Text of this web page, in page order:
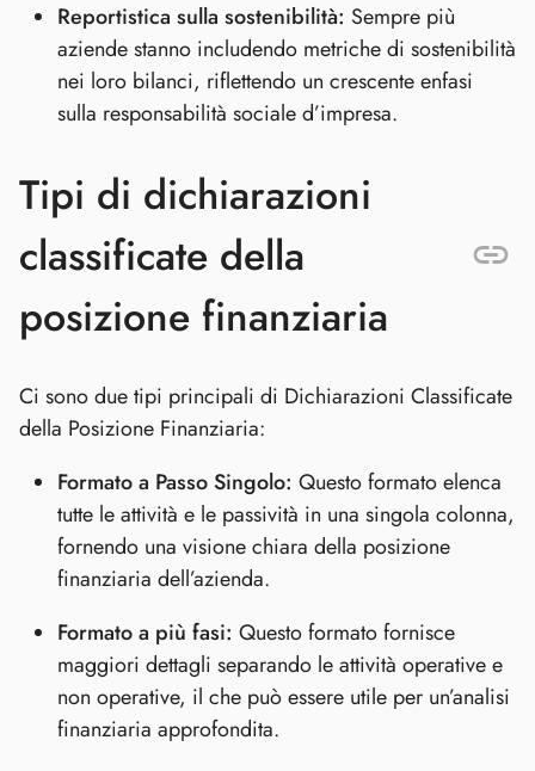
Reportistica sulla sostenibilità: Sempre più
aziende stanno includendo metriche di sostenibilità
nei loro bilanci, riflettendo un crescente enfasi
sulla responsabilità sociale d’impresa.
Tipi di dichiarazioni
classificate della
posizione finanziaria
Ci sono due tipi principali di Dichiarazioni Classificate
della Posizione Finanziaria:
Formato a Passo Singolo: Questo formato elenca
tutte le attività e le passività in una singola colonna,
fornendo una visione chiara della posizione
finanziaria dell’azienda.
Formato a più fasi: Questo formato fornisce
maggiori dettagli separando le attività operative e
non operative, il che può essere utile per un’analisi
finanziaria approfondita.